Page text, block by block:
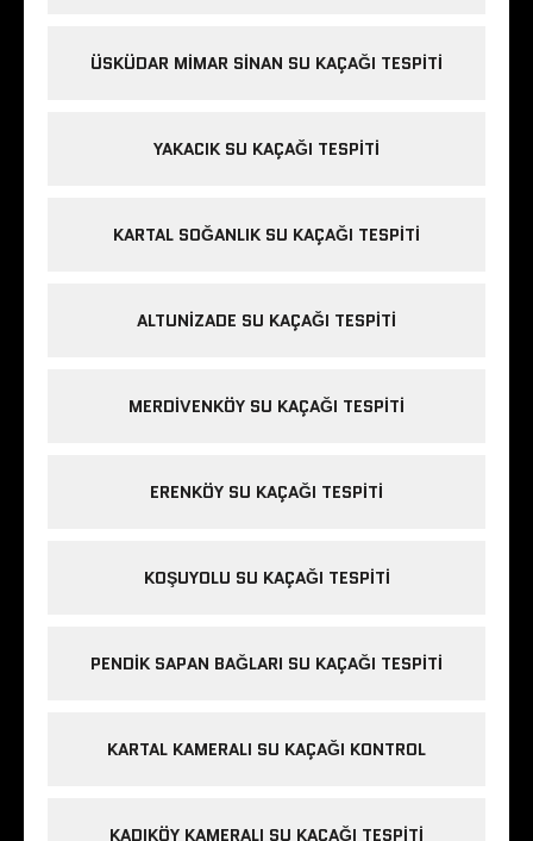
ÜSKÜDAR MIMAR SINAN SU KAÇAĞI TESPITI
YAKACIK SU KAÇAĞI TESPITI
KARTAL SOĞANLIK SU KAÇAĞI TESPITI
ALTUNIZADE SU KAÇAĞI TESPITI
MERDIVENKÖY SU KAÇAĞI TESPITI
ERENKÖY SU KAÇAĞI TESPITI
KOŞUYOLU SU KAÇAĞI TESPITI
PENDIK SAPAN BAĞLARI SU KAÇAĞI TESPITI
KARTAL KAMERALI SU KAÇAĞI KONTROL
KADIKÖY KAMERALI SU KAÇAĞI TESPITI